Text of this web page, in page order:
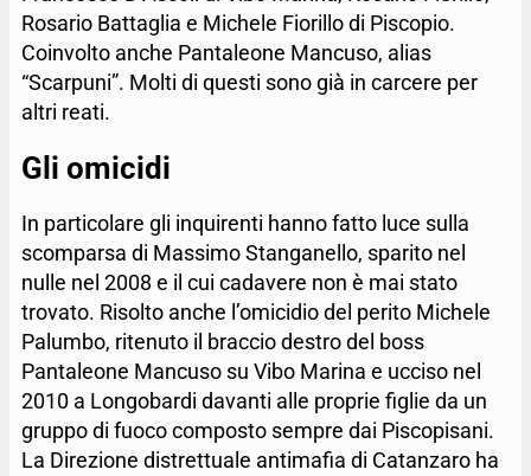
Rosario Battaglia e Michele Fiorillo di Piscopio.
Coinvolto anche Pantaleone Mancuso, alias
“Scarpuni”. Molti di questi sono già in carcere per
altri reati.
Gli omicidi
In particolare gli inquirenti hanno fatto luce sulla
scomparsa di Massimo Stanganello, sparito nel
nulle nel 2008 e il cui cadavere non è mai stato
trovato. Risolto anche l’omicidio del perito Michele
Palumbo, ritenuto il braccio destro del boss
Pantaleone Mancuso su Vibo Marina e ucciso nel
2010 a Longobardi davanti alle proprie figlie da un
gruppo di fuoco composto sempre dai Piscopisani.
La Direzione distrettuale antimafia di Catanzaro ha